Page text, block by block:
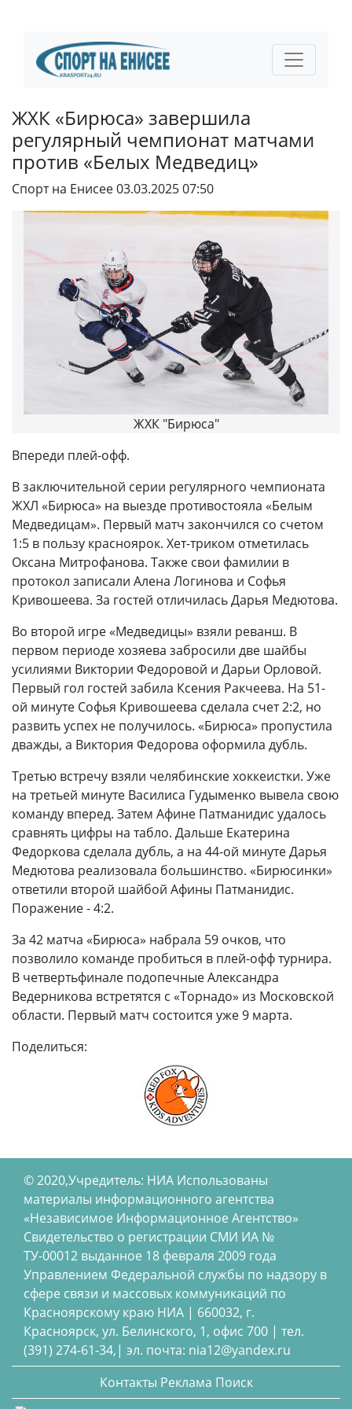
ЖХК «Бирюса» завершила
регулярный чемпионат матчами
против «Белых Медведиц»
Спорт на Енисее03.03.2025 07:50
ЖХК "Бирюса"
Впереди плей-офф.
В заключительной серии регулярного чемпионата
ЖХЛ «Бирюса» на выезде противостояла «Белым
Медведицам». Первый матч закончился со счетом
1:5 в пользу красноярок. Хет-триком отметилась
Оксана Митрофанова. Также свои фамилии в
протокол записали Алена Логинова и Софья
Кривошеева. За гостей отличилась Дарья Медютова.
Во второй игре «Медведицы» взяли реванш. В
первом периоде хозяева забросили две шайбы
усилиями Виктории Федоровой и Дарьи Орловой.
Первый гол гостей забила Ксения Ракчеева. На 51-
ой минуте Софья Кривошеева сделала счет 2:2, но
развить успех не получилось. «Бирюса» пропустила
дважды, а Виктория Федорова оформила дубль.
Третью встречу взяли челябинские хоккеистки. Уже
на третьей минуте Василиса Гудыменко вывела свою
команду вперед. Затем Афине Патманидис удалось
сравнять цифры на табло. Дальше Екатерина
Федоркова сделала дубль, а на 44-ой минуте Дарья
Медютова реализовала большинство. «Бирюсинки»
ответили второй шайбой Афины Патманидис.
Поражение - 4:2.
За 42 матча «Бирюса» набрала 59 очков, что
позволило команде пробиться в плей-офф турнира.
В четвертьфинале подопечные Александра
Ведерникова встретятся с «Торнадо» из Московской
области. Первый матч состоится уже 9 марта.
Поделиться:
© 2020,Учредитель: НИА Использованы
материалы информационного агентства
«Независимое Информационное Агентство»
Свидетельство о регистрации СМИ ИА №
ТУ-00012 выданное 18 февраля 2009 года
Управлением Федеральной службы по надзору в
сфере связи и массовых коммуникаций по
Красноярскому краю НИА | 660032, г.
Красноярск, ул. Белинского, 1, офис 700 | тел.
(391) 274-61-34,| эл. почта: nia12@yandex.ru
Контакты Реклама Поиск